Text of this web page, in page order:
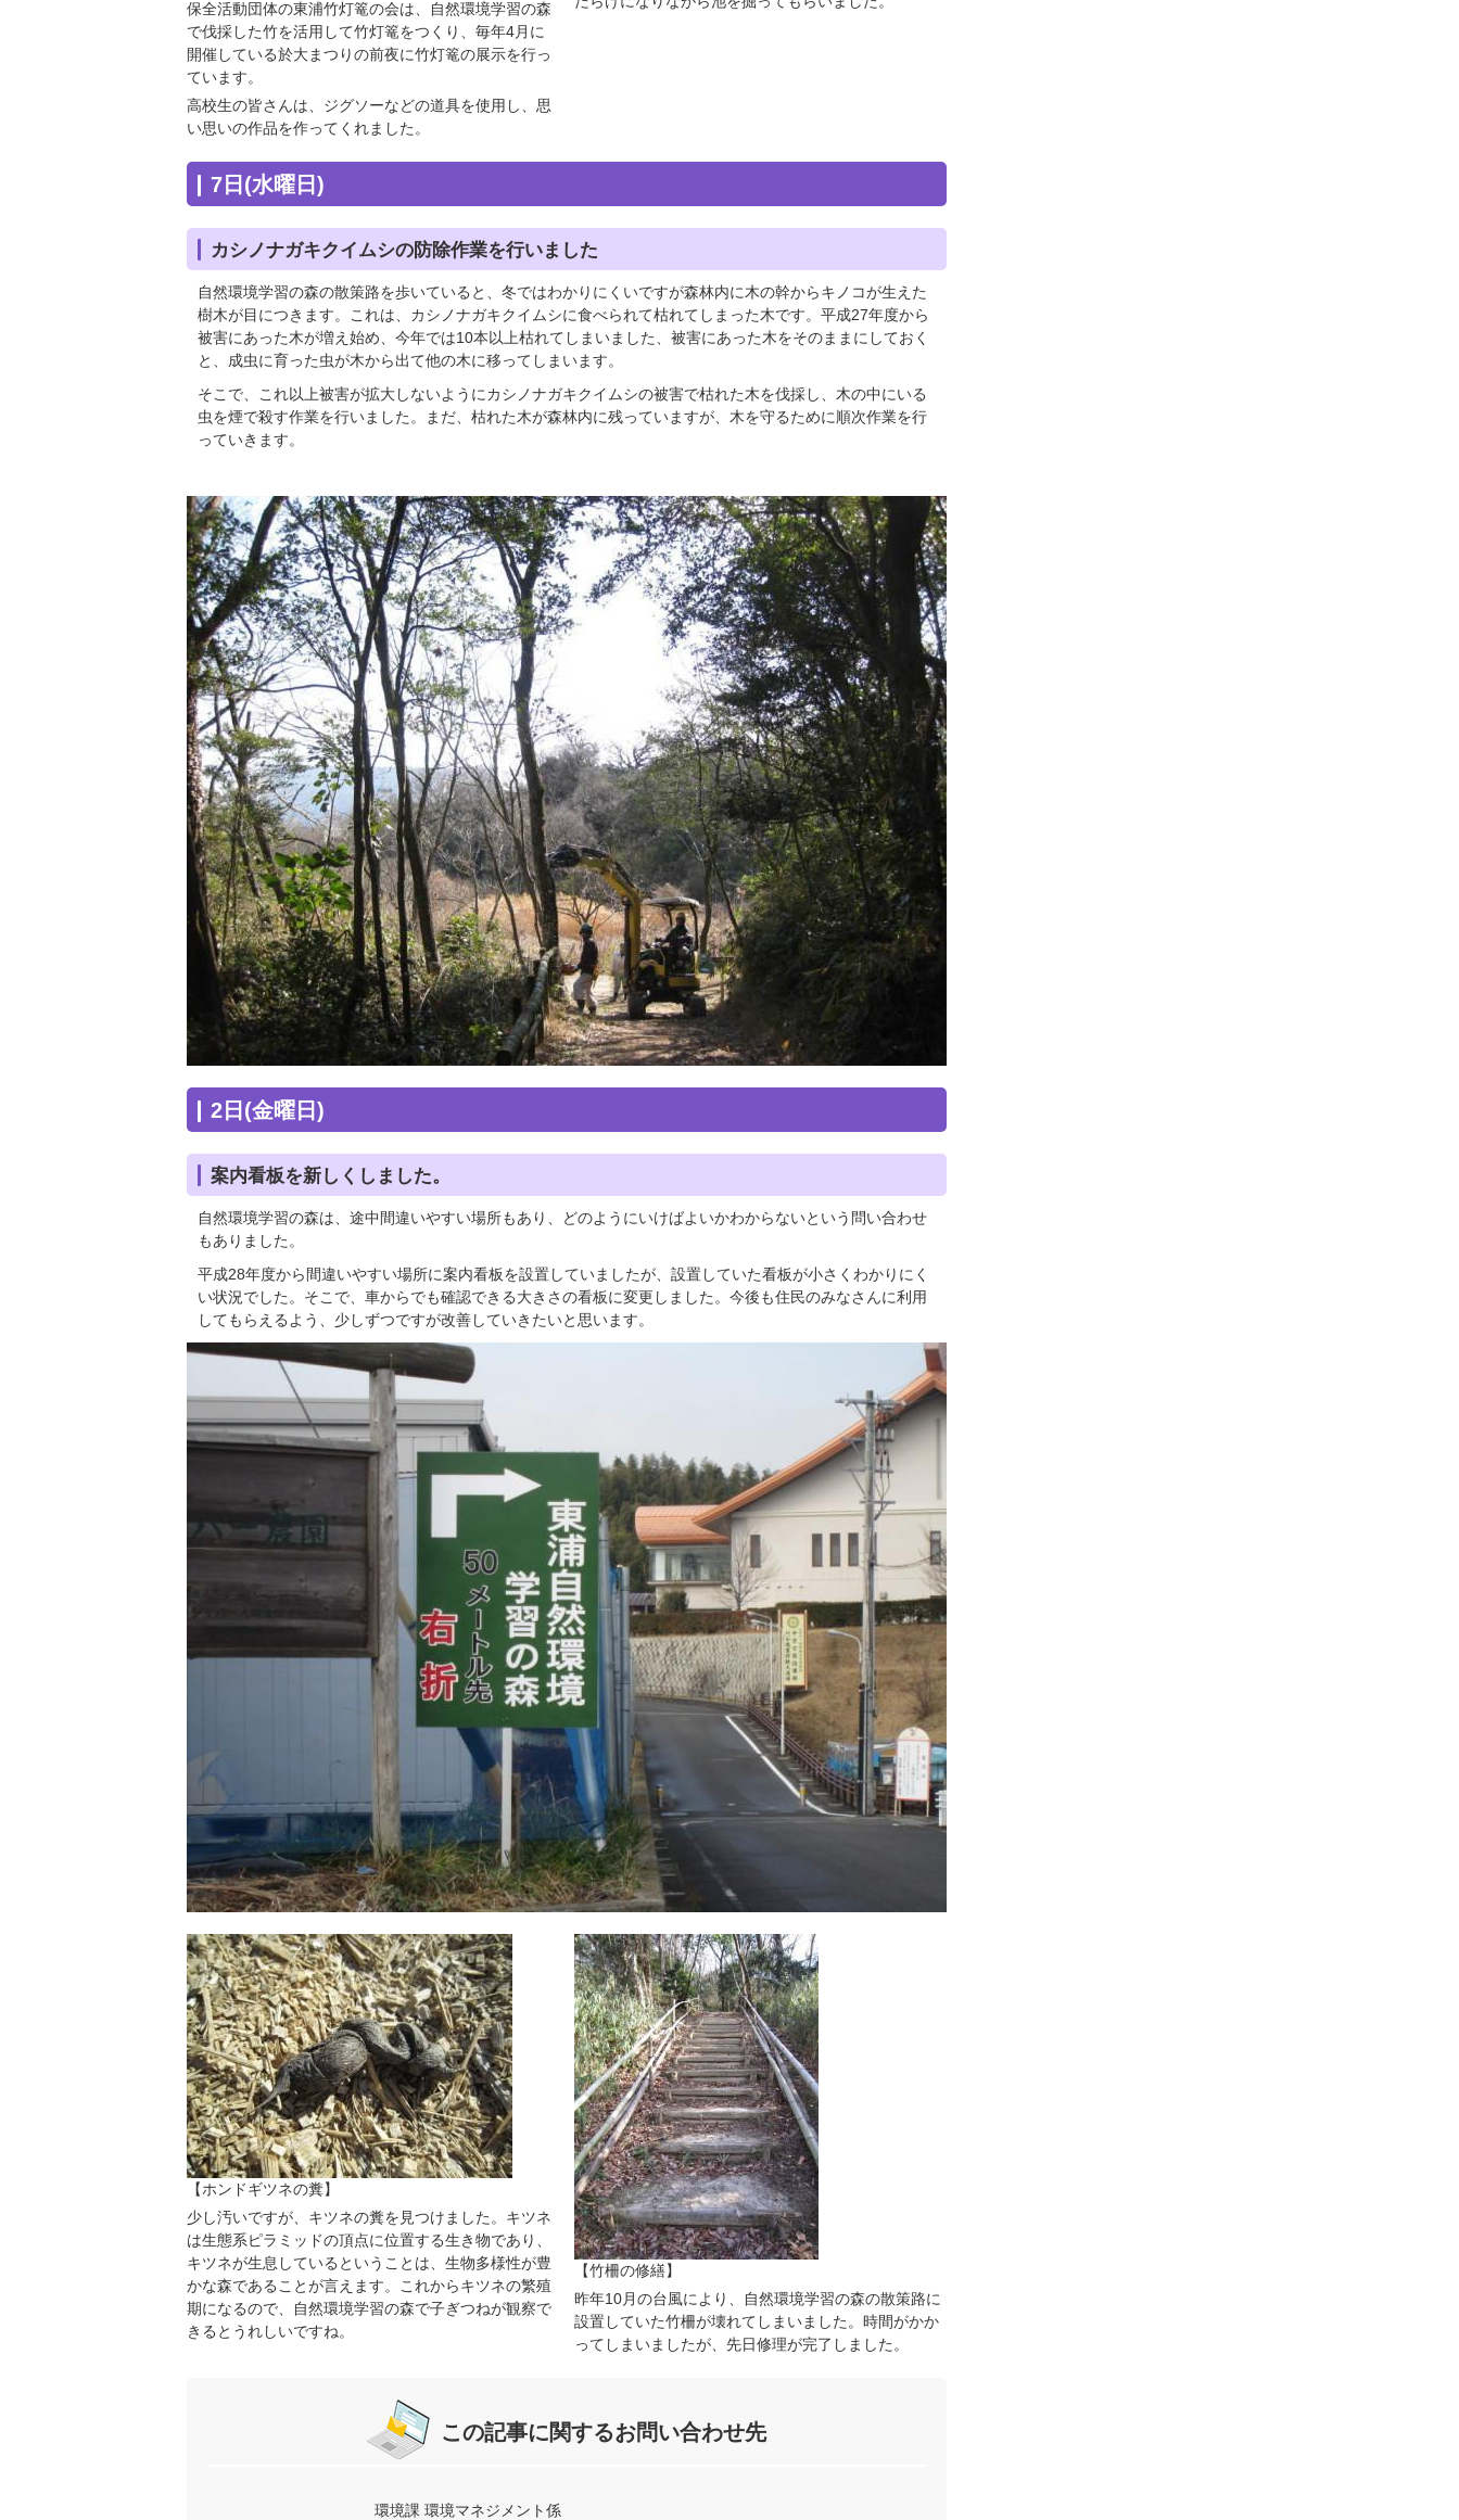
保全活動団体の東浦竹灯篭の会は、自然環境学習の森
で伐採した竹を活用して竹灯篭をつくり、毎年4月に
開催している於大まつりの前夜に竹灯篭の展示を行っ
ています。
高校生の皆さんは、ジグソーなどの道具を使用し、思
い思いの作品を作ってくれました。
7日(水曜日)
カシノナガキクイムシの防除作業を行いました
自然環境学習の森の散策路を歩いていると、冬ではわかりにくいですが森林内に木の幹からキノコが生えた
樹木が目につきます。これは、カシノナガキクイムシに食べられて枯れてしまった木です。平成27年度から
被害にあった木が増え始め、今年では10本以上枯れてしまいました、被害にあった木をそのままにしておく
と、成虫に育った虫が木から出て他の木に移ってしまいます。
そこで、これ以上被害が拡大しないようにカシノナガキクイムシの被害で枯れた木を伐採し、木の中にいる
虫を煙で殺す作業を行いました。まだ、枯れた木が森林内に残っていますが、木を守るために順次作業を行
っていきます。
2日(金曜日)
案内看板を新しくしました。
自然環境学習の森は、途中間違いやすい場所もあり、どのようにいけばよいかわからないという問い合わせ
もありました。
平成28年度から間違いやすい場所に案内看板を設置していましたが、設置していた看板が小さくわかりにく
い状況でした。そこで、車からでも確認できる大きさの看板に変更しました。今後も住民のみなさんに利用
してもらえるよう、少しずつですが改善していきたいと思います。
【ホンドギツネの糞】
少し汚いですが、キツネの糞を見つけました。キツネ
は生態系ピラミッドの頂点に位置する生き物であり、
キツネが生息しているということは、生物多様性が豊
かな森であることが言えます。これからキツネの繁殖
期になるので、自然環境学習の森で子ぎつねが観察で
きるとうれしいですね。
【竹柵の修繕】
昨年10月の台風により、自然環境学習の森の散策路に
設置していた竹柵が壊れてしまいました。時間がかか
ってしまいましたが、先日修理が完了しました。
この記事に関するお問い合わせ先
環境課 環境マネジメント係